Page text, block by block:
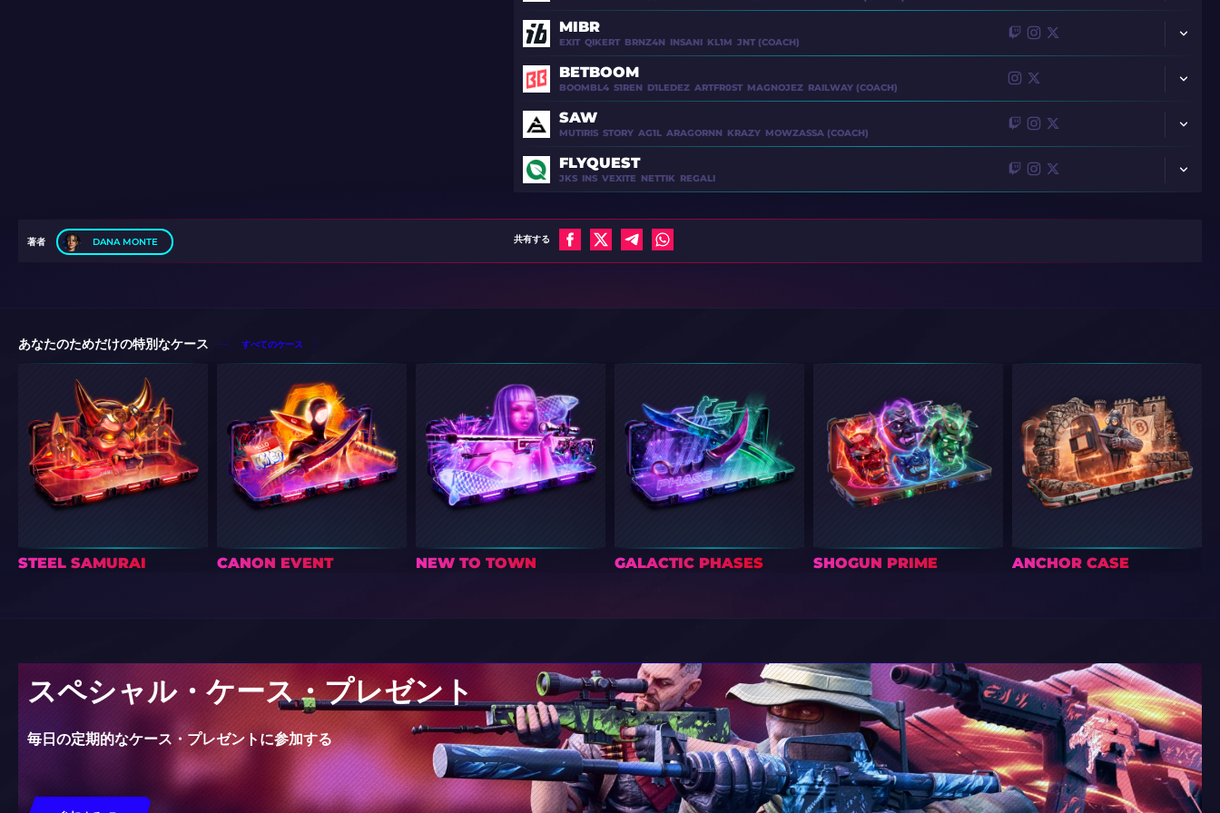
RIKZ (COACH)
CHUCKY (COACH)
ASH (COACH)
DELONGE (COACH)
XFL0UD
TOBIZ (COACH)
KRIMZ
INDEPENDENT
(COACH)
SNAPPI
HEADTR1CK
MIBR
EXIT QIKERT BRNZ4N INSANI KL1M JNT (COACH)
BETBOOM
BOOMBL4 S1REN D1LEDEZ ARTFR0ST MAGNOJEZ RAILWAY (COACH)
BOOMBL4
RAILWAY (COACH)
SAW
MUTIRIS STORY AG1L ARAGORNN KRAZY MOWZASSA (COACH)
MOWZASSA (COACH)
FLYQUEST
JKS INS VEXITE NETTIK REGALI
著者 DANA MONTE 共有する
あなたのためだけの特別なケース すべてのケース
STEEL SAMURAI CANON EVENT NEW TO TOWN GALACTIC PHASES SHOGUN PRIME ANCHOR CASE
スペシャル・ケース・プレゼント
毎日の定期的なケース・プレゼントに参加する